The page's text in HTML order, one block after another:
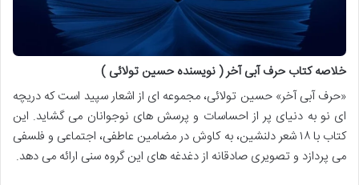
خلاصه کتاب حرف آبی آخر ( نویسنده حسین تولائی )
«حرف آبی آخر» حسین تولائی، مجموعه ای از اشعار سپید است که دریچه
ای نو به دنیای پر از احساسات و پرسش های نوجوانان می گشاید. این
کتاب با ۱۸ شعر دلنشین، به کاوش در مضامین عاطفی، اجتماعی و فلسفی
می پردازد و تصویری صادقانه از دغدغه های این گروه سنی ارائه می دهد.